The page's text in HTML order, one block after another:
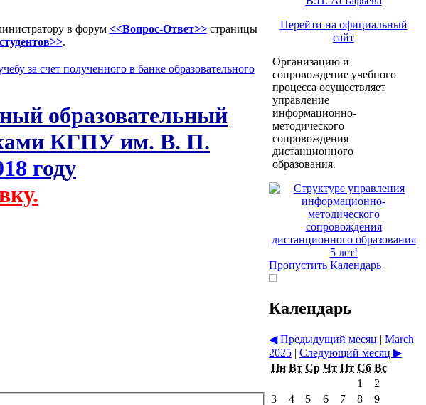
в форум <<Вопрос-Ответ>>страницы
.
за счет полученного в банке образовательного
образовательный
КГПУ им. В. П.
году
Перейти на официальный
сайт
Организацию и
сопровождение учебного
процесса осуществляет
управление
информационно-
методического
сопровождения
дистанционного
образования.
Пропустить Календарь
Календарь
◀Предыдущий месяц | March
2025 | Следующий месяц ▶
Пн Вт Ср Чт Пт Сб Вс
1
2
3
4 5 6 7 8
9